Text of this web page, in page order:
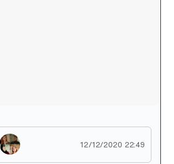
12/12/2020 22:49